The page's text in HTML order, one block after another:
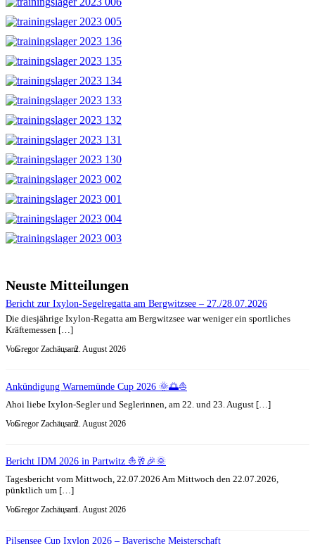
Neuste Mitteilungen
Bericht zur Ixylon-Segelregatta am Bergwitzsee – 27./28.07.2026
Die diesjährige Ixylon-Regatta am Bergwitzsee war weniger ein sportliches
Kräftemessen […]
VonGregor Zachäus, am2. August 2026
Ankündigung Warnemünde Cup 2026 🌞🌅⛵
Ahoi liebe Ixylon-Segler und Seglerinnen, am 22. und 23. August […]
VonGregor Zachäus, am2. August 2026
Bericht IDM 2026 in Partwitz ⛵🥂🎉🌞
Tagesbericht vom Mittwoch, 22.07.2026 Am Mittwoch den 22.07.2026,
pünktlich um […]
VonGregor Zachäus, am1. August 2026
Pilsensee Cup Ixylon 2026 – Bayerische Meisterschaft